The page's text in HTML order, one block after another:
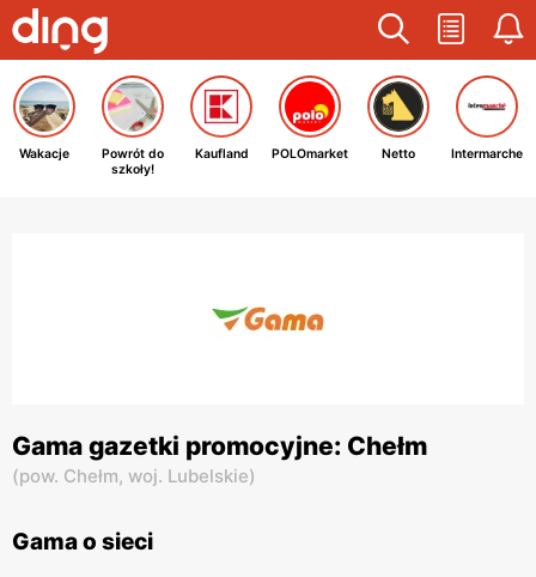
Wakacje
Powrót do
szkoły!
Kaufland POLOmarket Netto Intermarche
Gama gazetki promocyjne: Chełm
(pow. Chełm, woj. Lubelskie)
Gama o sieci